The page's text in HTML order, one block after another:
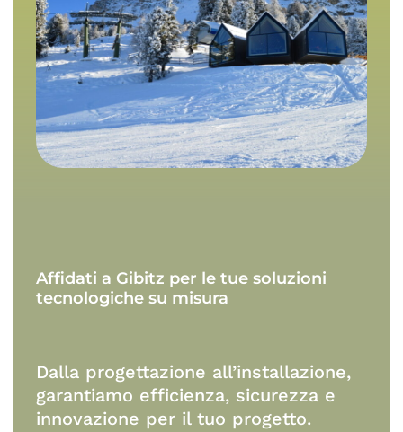
Affidati a Gibitz per le tue soluzioni
tecnologiche su misura
Dalla progettazione all’installazione,
garantiamo efficienza, sicurezza e
innovazione per il tuo progetto.